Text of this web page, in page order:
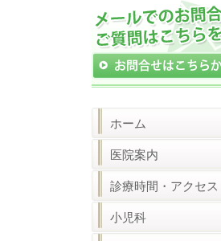
ホーム
医院案内
診療時間・アクセス
小児科